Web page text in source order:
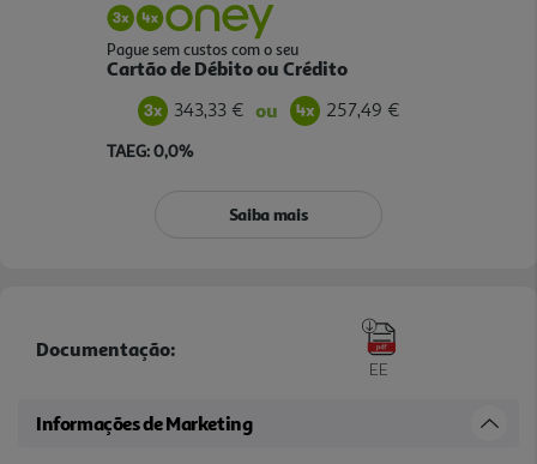
Pague sem custos com o seu
Cartão de Débito ou Crédito
343,33 € ou 257,49 €
TAEG: 0,0%
Saiba mais
Documentação:
EE
Informações de Marketing